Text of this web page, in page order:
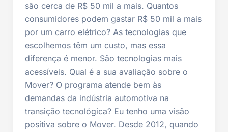
são cerca de R$ 50 mil a mais. Quantos
consumidores podem gastar R$ 50 mil a mais
por um carro elétrico? As tecnologias que
escolhemos têm um custo, mas essa
diferença é menor. São tecnologias mais
acessíveis. Qual é a sua avaliação sobre o
Mover? O programa atende bem às
demandas da indústria automotiva na
transição tecnológica? Eu tenho uma visão
positiva sobre o Mover. Desde 2012, quando